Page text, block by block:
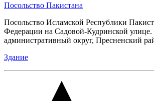
Посольство Пакистана
Посольство Исламской Республики
Федерации на Садовой-Кудринской
административный округ, Пресненский
Здание